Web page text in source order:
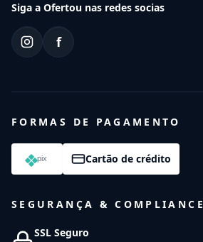
Siga a Ofertou nas redes socias
f
FORMAS DE PAGAMENTO
Cartão de crédito
SEGURANÇA & COMPLIANCE
SSL Seguro